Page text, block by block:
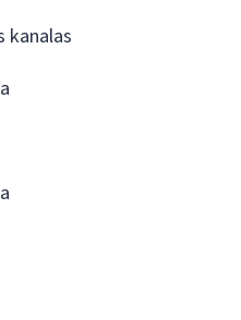
kanalas